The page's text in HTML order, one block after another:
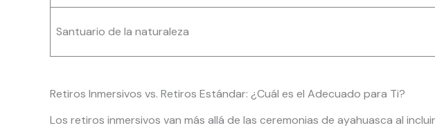
Santuario de la naturaleza
Retiros Inmersivos vs. Retiros Estándar: ¿Cuál es el Adecuado para Ti?
Los retiros inmersivos van más allá de las ceremonias de ayahuasca al